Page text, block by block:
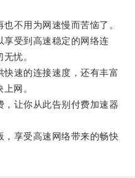
不用为网速慢而苦恼了。
受到高速稳定的网络连
忧。
速的连接速度，还有丰富
网。
让你从此告别付费加速器
享受高速网络带来的畅快